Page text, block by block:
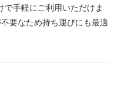
手軽にご利用いただけま
要なため持ち運びにも最適